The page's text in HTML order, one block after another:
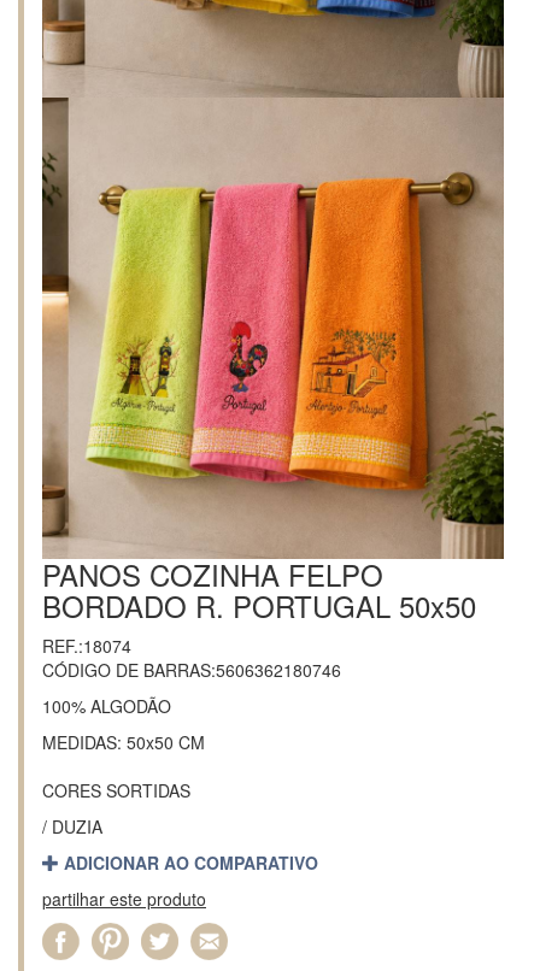
PANOS COZINHA FELPO
BORDADO R. PORTUGAL 50x50
REF.:18074
CÓDIGO DE BARRAS:5606362180746
100% ALGODÃO
MEDIDAS: 50x50 CM
CORES SORTIDAS
/ DUZIA
ADICIONAR AO COMPARATIVO
partilhar este produto